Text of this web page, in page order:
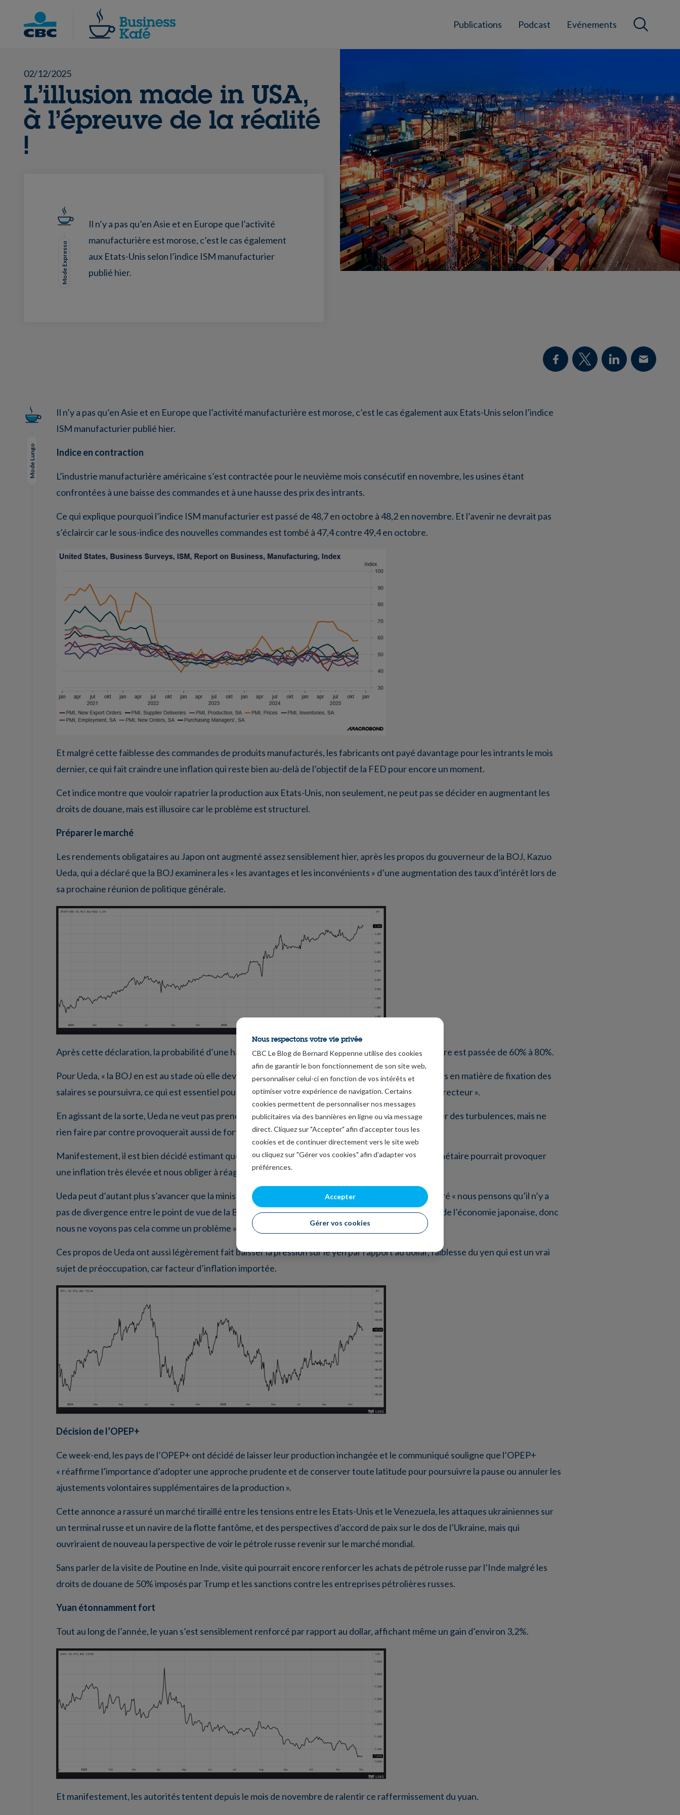
content
Publications Podcast Evénements
Chercher
02/12/2025
L’illusion made in USA,
à l’épreuve de la réalité
!
Mode Expresso
Il n’y a pas qu’en Asie et en Europe que l’activité
manufacturière est morose, c’est le cas également
aux Etats-Unis selon l’indice ISM manufacturier
publié hier.
Mode Lungo
Il n’y a pas qu’en Asie et en Europe que l’activité manufacturière est morose, c’est le cas également aux Etats-Unis selon l’indice
ISM manufacturier publié hier.
Indice en contraction
L’industrie manufacturière américaine s’est contractée pour le neuvième mois consécutif en novembre, les usines étant
confrontées à une baisse des commandes et à une hausse des prix des intrants.
Ce qui explique pourquoi l’indice ISM manufacturier est passé de 48,7 en octobre à 48,2 en novembre. Et l’avenir ne devrait pas
s’éclaircir car le sous-indice des nouvelles commandes est tombé à 47,4 contre 49,4 en octobre.
Et malgré cette faiblesse des commandes de produits manufacturés, les fabricants ont payé davantage pour les intrants le mois
dernier, ce qui fait craindre une inflation qui reste bien au-delà de l’objectif de la FED pour encore un moment.
Cet indice montre que vouloir rapatrier la production aux Etats-Unis, non seulement, ne peut pas se décider en augmentant les
droits de douane, mais est illusoire car le problème est structurel.
Préparer le marché
Les rendements obligataires au Japon ont augmenté assez sensiblement hier, après les propos du gouverneur de la BOJ, Kazuo
Ueda, qui a déclaré que la BOJ examinera les « les avantages et les inconvénients » d’une augmentation des taux d’intérêt lors de
sa prochaine réunion de politique générale.
Après cette déclaration, la probabilité d’une hausse des taux lors de la réunion des 18 et 19 décembre est passée de 60% à 80%.
Pour Ueda, « la BOJ en est au stade où elle devrait examiner si le comportement actif des entreprises en matière de fixation des
salaires se poursuivra, ce qui est essentiel pour déterminer le moment où elle augmentera le taux directeur ».
En agissant de la sorte, Ueda ne veut pas prendre par surprise les marchés et veut absolument éviter des turbulences, mais ne
rien faire par contre provoquerait aussi de fortes turbulences après de tels propos.
Manifestement, il est bien décidé estimant que « un ajustement trop tardif du degré de soutien monétaire pourrait provoquer
une inflation très élevée et nous obliger à réagir rapidement, ce qui provoquerait des troubles ».
Ueda peut d’autant plus s’avancer que la ministre japonaise des finances, Satsuki Katayama, a déclaré « nous pensons qu’il n’y a
pas de divergence entre le point de vue de la BOJ et celui du gouvernement sur la reprise modeste de l’économie japonaise, donc
nous ne voyons pas cela comme un problème » à la suite de ses déclarations.
Ces propos de Ueda ont aussi légèrement fait baisser la pression sur le yen par rapport au dollar, faiblesse du yen qui est un vrai
sujet de préoccupation, car facteur d’inflation importée.
Décision de l’OPEP+
Ce week-end, les pays de l’OPEP+ ont décidé de laisser leur production inchangée et le communiqué souligne que l’OPEP+
« réaffirme l’importance d’adopter une approche prudente et de conserver toute latitude pour poursuivre la pause ou annuler les
ajustements volontaires supplémentaires de la production ».
Cette annonce a rassuré un marché tiraillé entre les tensions entre les Etats-Unis et le Venezuela, les attaques ukrainiennes sur
un terminal russe et un navire de la flotte fantôme, et des perspectives d’accord de paix sur le dos de l’Ukraine, mais qui
ouvriraient de nouveau la perspective de voir le pétrole russe revenir sur le marché mondial.
Sans parler de la visite de Poutine en Inde, visite qui pourrait encore renforcer les achats de pétrole russe par l’Inde malgré les
droits de douane de 50% imposés par Trump et les sanctions contre les entreprises pétrolières russes.
Yuan étonnamment fort
Tout au long de l’année, le yuan s’est sensiblement renforcé par rapport au dollar, affichant même un gain d’environ 3,2%.
Et manifestement, les autorités tentent depuis le mois de novembre de ralentir ce raffermissement du yuan.
Nous respectons votre vie privée
CBC Le Blog de Bernard Keppenne utilise des cookies
afin de garantir le bon fonctionnement de son site web,
personnaliser celui-ci en fonction de vos intérêts et
optimiser votre expérience de navigation. Certains
cookies permettent de personnaliser nos messages
publicitaires via des bannières en ligne ou via message
direct. Cliquez sur "Accepter" afin d’accepter tous les
cookies et de continuer directement vers le site web
ou cliquez sur "Gérer vos cookies" afin d’adapter vos
préférences.
Accepter
Gérer vos cookies